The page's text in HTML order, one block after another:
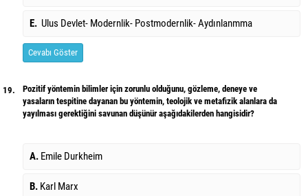
E. Ulus Devlet- Modernlik- Postmodernlik- Aydınlanmma
Cevabı Göster
19.
Pozitif yöntemin bilimler için zorunlu olduğunu, gözleme, deneye ve
yasaların tespitine dayanan bu yöntemin, teolojik ve metafizik alanlara da
yayılması gerektiğini savunan düşünür aşağıdakilerden hangisidir?
A. Emile Durkheim
B. Karl Marx